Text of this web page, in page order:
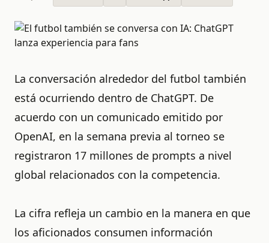
La conversación alrededor del futbol también
está ocurriendo dentro de ChatGPT. De
acuerdo con un comunicado emitido por
OpenAI, en la semana previa al torneo se
registraron 17 millones de prompts a nivel
global relacionados con la competencia.
La cifra refleja un cambio en la manera en que
los aficionados consumen información